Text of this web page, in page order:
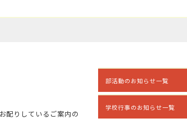
配りしているご案内の
部活動のお知らせ一覧
学校行事のお知らせ一覧